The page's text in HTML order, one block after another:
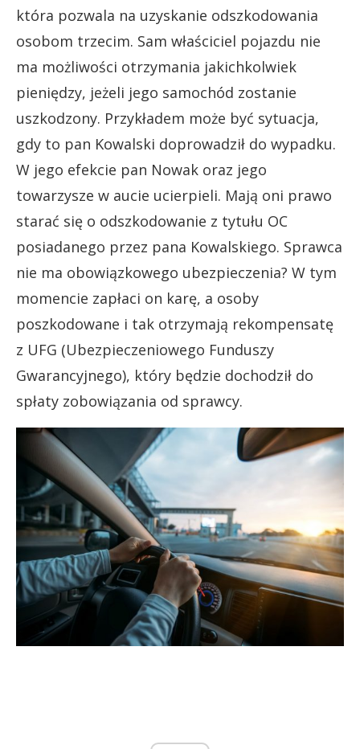
która pozwala na uzyskanie odszkodowania
osobom trzecim. Sam właściciel pojazdu nie
ma możliwości otrzymania jakichkolwiek
pieniędzy, jeżeli jego samochód zostanie
uszkodzony. Przykładem może być sytuacja,
gdy to pan Kowalski doprowadził do wypadku.
W jego efekcie pan Nowak oraz jego
towarzysze w aucie ucierpieli. Mają oni prawo
starać się o odszkodowanie z tytułu OC
posiadanego przez pana Kowalskiego. Sprawca
nie ma obowiązkowego ubezpieczenia? W tym
momencie zapłaci on karę, a osoby
poszkodowane i tak otrzymają rekompensatę
z UFG (Ubezpieczeniowego Funduszy
Gwarancyjnego), który będzie dochodził do
spłaty zobowiązania od sprawcy.